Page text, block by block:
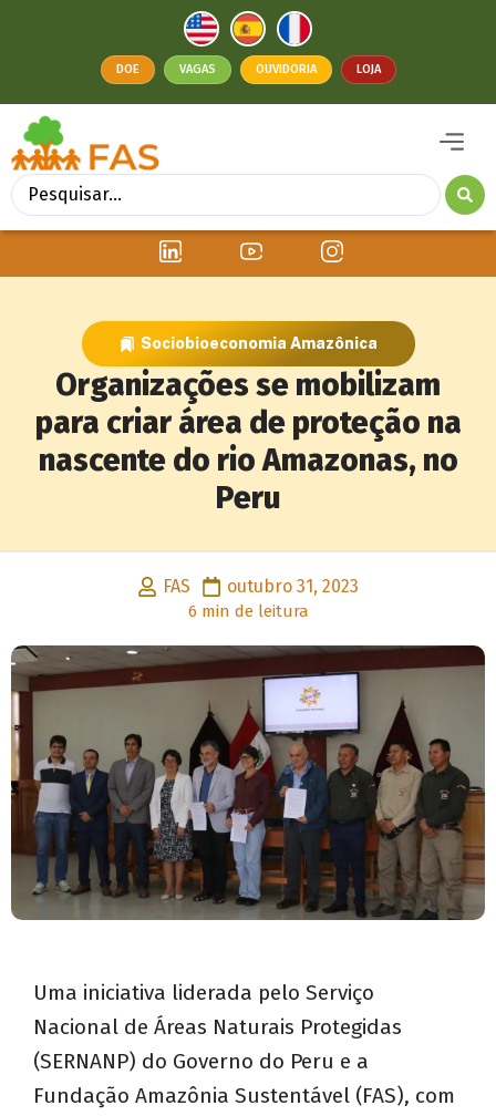
DOE VAGAS OUVIDORIA LOJA
Sociobioeconomia Amazônica
Organizações se mobilizam
para criar área de proteção na
nascente do rio Amazonas, no
Peru
FAS outubro 31, 2023
6 min de leitura
Uma iniciativa liderada pelo Serviço
Nacional de Áreas Naturais Protegidas
(SERNANP) do Governo do Peru e a
Fundação Amazônia Sustentável (FAS), com